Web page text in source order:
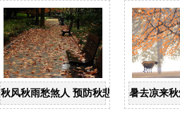
秋风秋雨愁煞人 预防秋悲养精神暑去凉来秋